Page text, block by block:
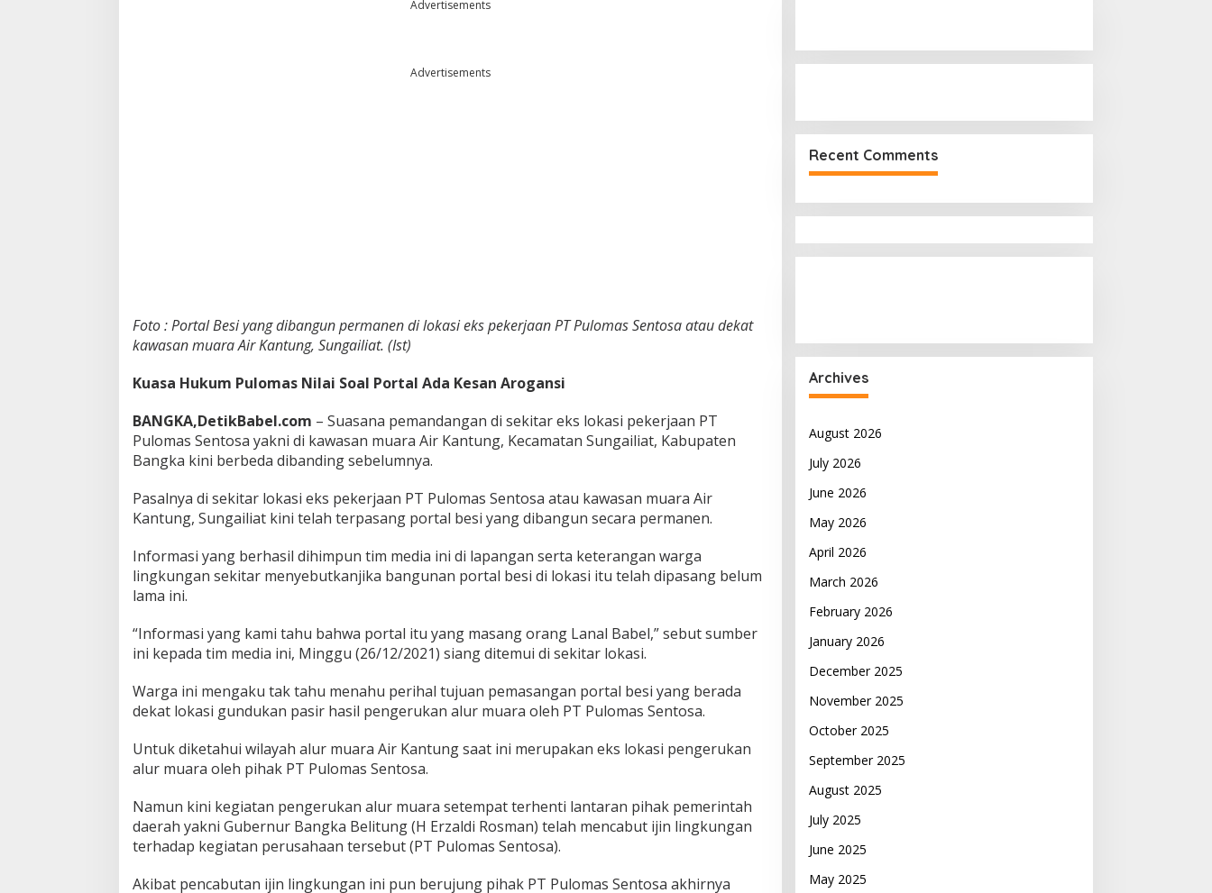
s
,
L
k
s
i
P
e
e
r
a
n
s
u
o
m
s
i
i
T
e
r
a
Advertisements
Advertisements
Foto : Portal Besi yang dibangun permanen di lokasi eks pekerjaan PT Pulomas Sentosa atau dekat
kawasan muara Air Kantung, Sungailiat. (Ist)
Kuasa Hukum Pulomas Nilai Soal Portal Ada Kesan Arogansi
BANGKA,DetikBabel.com – Suasana pemandangan di sekitar eks lokasi pekerjaan PT
Pulomas Sentosa yakni di kawasan muara Air Kantung, Kecamatan Sungailiat, Kabupaten
Bangka kini berbeda dibanding sebelumnya.
Pasalnya di sekitar lokasi eks pekerjaan PT Pulomas Sentosa atau kawasan muara Air
Kantung, Sungailiat kini telah terpasang portal besi yang dibangun secara permanen.
Informasi yang berhasil dihimpun tim media ini di lapangan serta keterangan warga
lingkungan sekitar menyebutkanjika bangunan portal besi di lokasi itu telah dipasang belum
lama ini.
“Informasi yang kami tahu bahwa portal itu yang masang orang Lanal Babel,” sebut sumber
ini kepada tim media ini, Minggu (26/12/2021) siang ditemui di sekitar lokasi.
Warga ini mengaku tak tahu menahu perihal tujuan pemasangan portal besi yang berada
dekat lokasi gundukan pasir hasil pengerukan alur muara oleh PT Pulomas Sentosa.
Untuk diketahui wilayah alur muara Air Kantung saat ini merupakan eks lokasi pengerukan
alur muara oleh pihak PT Pulomas Sentosa.
Namun kini kegiatan pengerukan alur muara setempat terhenti lantaran pihak pemerintah
daerah yakni Gubernur Bangka Belitung (H Erzaldi Rosman) telah mencabut ijin lingkungan
terhadap kegiatan perusahaan tersebut (PT Pulomas Sentosa).
Akibat pencabutan ijin lingkungan ini pun berujung pihak PT Pulomas Sentosa akhirnya
Recent Comments
Archives
August 2026
July 2026
June 2026
May 2026
April 2026
March 2026
February 2026
January 2026
December 2025
November 2025
October 2025
September 2025
August 2025
July 2025
June 2025
May 2025